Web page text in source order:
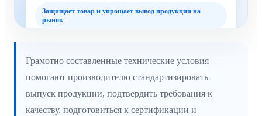
Защищает товар и упрощает вывод продукции на
рынок
Грамотно составленные технические условия
помогают производителю стандартизировать
выпуск продукции, подтвердить требования к
качеству, подготовиться к сертификации и